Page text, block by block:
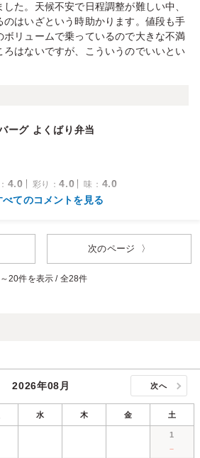
た。天候不安で日程調整が難しい中、
はいざという時助かります。値段も手
リュームで乗っているので大きな不満
ろはないですが、こういうのでいいとい
ーグ よくばり弁当
： 4.0 彩り ：4.0 味 ： 4.0
べてのコメントを見る
次のページ 〉
20件を表示 / 全28件
2026年08月 次へ
水 木 金 土
1
－